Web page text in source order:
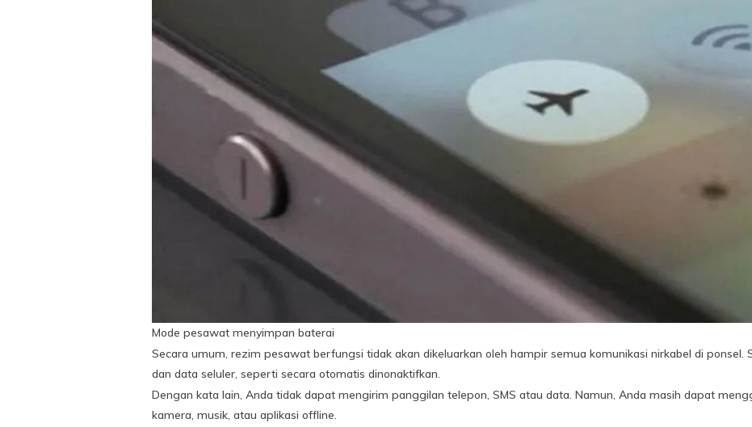
Mode pesawat menyimpan baterai
Secara umum, rezim pesawat berfungsi tidak akan dikeluarkan oleh hampir semua komunikasi nirkabel di ponsel.
dan data seluler, seperti secara otomatis dinonaktifkan.
Dengan kata lain, Anda tidak dapat mengirim panggilan telepon, SMS atau data. Namun, Anda masih dapat
kamera, musik, atau aplikasi offline.